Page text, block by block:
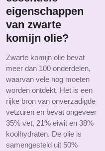
eigenschappen
van zwarte
komijn olie?
Zwarte komijn olie bevat
meer dan 100 onderdelen,
waarvan vele nog moeten
worden ontdekt. Het is een
rijke bron van onverzadigde
vetzuren en bevat ongeveer
35% vet, 21% eiwit en 38%
koolhydraten. De olie is
samengesteld uit 50%